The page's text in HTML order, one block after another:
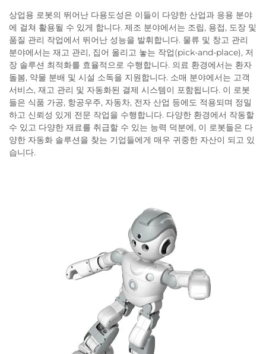
상업용 로봇의 뛰어난 다용도성은 이들이 다양한 산업과 응용 분야
에 걸쳐 활용될 수 있게 합니다. 제조 분야에서는 조립, 용접, 도장 및
품질 관리 작업에서 뛰어난 성능을 발휘합니다. 물류 및 창고 관리
분야에서는 재고 관리, 집어 올리고 놓는 작업(pick-and-place), 저
장 솔루션 최적화를 효율적으로 수행합니다. 의료 환경에서는 환자
돌봄, 약물 분배 및 시설 소독을 지원합니다. 소매 분야에서는 고객
서비스, 재고 관리 및 자동화된 결제 시스템이 포함됩니다. 이 로봇
들은 식품 가공, 항공우주, 자동차, 전자 산업 등에도 적용되며 정밀
하고 신뢰성 있게 전문 작업을 수행합니다. 다양한 환경에서 작동할
수 있고 다양한 재료를 취급할 수 있는 능력 덕분에, 이 로봇들은 다
양한 자동화 솔루션을 찾는 기업들에게 매우 귀중한 자산이 되고 있
습니다.